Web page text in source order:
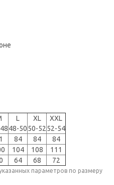
L
48-50
XL
50-52
XXL
52-54
84 84
84
104 108
111
64 68 72
параметров по размеру